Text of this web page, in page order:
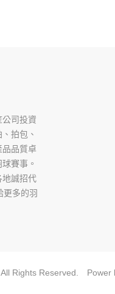
司投資
拍包、
品品質卓
賽事。
地誠招代
更多的羽
All Rights Reserved.